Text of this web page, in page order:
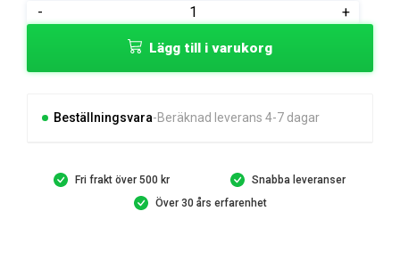
-
Stihl
Diamantslipskiva
rengöringstillsats
+
Lägg till i varukorg
Beställningsvara Beräknad leverans 4-7 dagar
Fri frakt över 500 kr
Snabba leveranser
Över 30 års erfarenhet